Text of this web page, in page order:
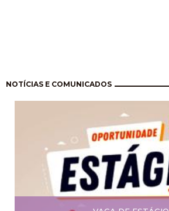
NOTÍCIAS E COMUNICADOS
Paginação